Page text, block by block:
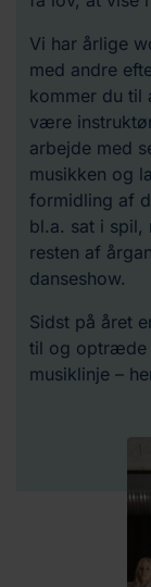
Vi har årlige
med andre
kommer du til
være
arbejde med
musikken og
formidling af
bl.a. sat i
resten af
danseshow.
Sidst på året
til og optræde
musiklinje –